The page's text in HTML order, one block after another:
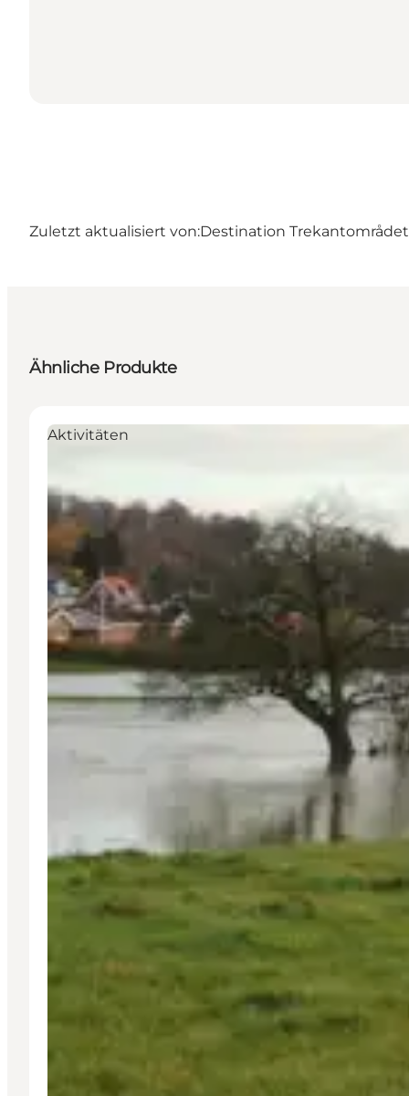
Zuletzt aktualisiert von:Destination Trekantområdet
Ähnliche Produkte
Aktivitäten